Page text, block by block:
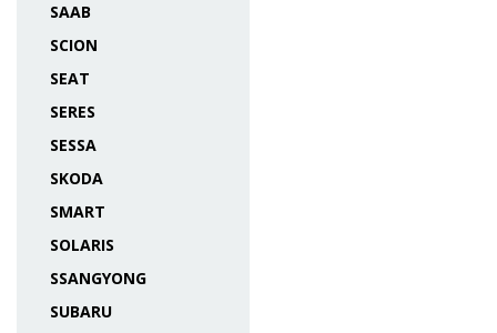
SAAB
SCION
SEAT
SERES
SESSA
SKODA
SMART
SOLARIS
SSANGYONG
SUBARU